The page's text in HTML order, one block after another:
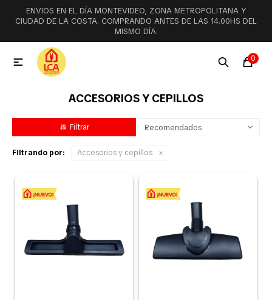
ENVIOS EN EL DÍA MONTEVIDEO, ZONA METROPOLITANA Y
CIUDAD DE LA COSTA. COMPRANDO ANTES DE LAS 14.00HS DEL
MISMO DÍA.
0

ACCESORIOS Y CEPILLOS
Recomendados
Filtrando por: Accesorios y cepillos
MI CUENTA
Menú
Aspiradoras
Lavadoras y lavavajillas
Secarropas